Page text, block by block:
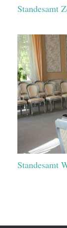
Standesamt
Standesamt